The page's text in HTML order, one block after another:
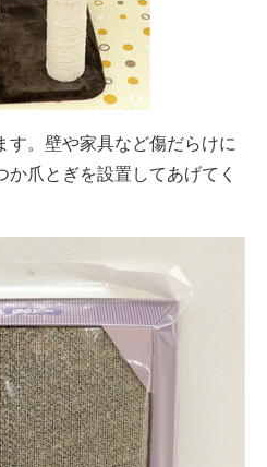
す。壁や家具など傷だらけに
爪とぎを設置してあげてく